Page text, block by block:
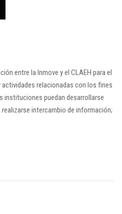
entre la Inmove y el CLAEH para el
relacionadas con los fines
instituciones puedan desarrollarse
intercambio de información;